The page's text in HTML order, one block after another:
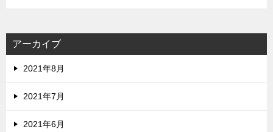
アーカイブ
2021年8月
2021年7月
2021年6月